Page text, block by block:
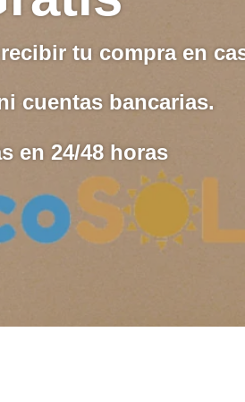
tu compra en
cuentas bancarias.
en 24/48 horas